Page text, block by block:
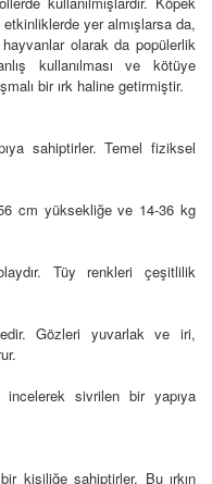
yer almışlarsa da,
olarak da popülerlik
kullanılması ve kötüye
bir ırk haline getirmiştir.
sahiptirler. Temel fiziksel
cm yüksekliğe ve 14-36 kg
Tüy renkleri çeşitlilik
Gözleri yuvarlak ve iri,
sivrilen bir yapıya
kişiliğe sahiptirler. Bu ırkın